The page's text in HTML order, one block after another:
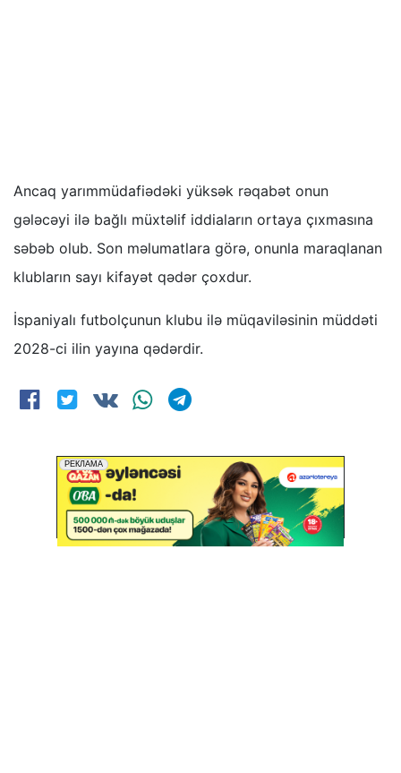
Ancaq yarımmüdafiədəki yüksək rəqabət onun
gələcəyi ilə bağlı müxtəlif iddiaların ortaya çıxmasına
səbəb olub. Son məlumatlara görə, onunla maraqlanan
klubların sayı kifayət qədər çoxdur.
İspaniyalı futbolçunun klubu ilə müqaviləsinin müddəti
2028-ci ilin yayına qədərdir.